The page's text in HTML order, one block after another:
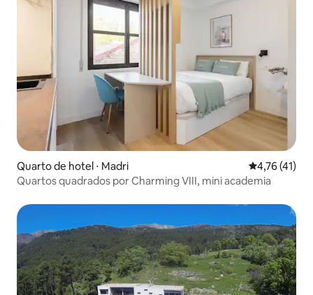
Quarto de hotel ⋅ Madri 4,76 de uma
4,76 (41)
Quartos quadrados por Charming VIII, mini academia